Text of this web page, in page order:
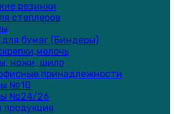
резинки
степлеров
бумаг (Биндеры)
ножи, шило
принадлежности
№10
№24/26